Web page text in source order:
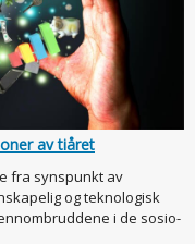
av tiåret
fra synspunkt av
og teknologisk
i de sosio-